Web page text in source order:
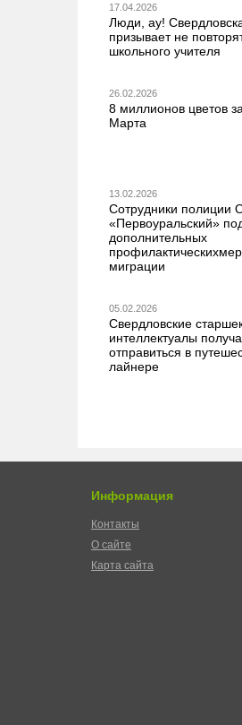
17.04.2026
Люди, ау!
призывает не
школьного учителя
26.02.2026
8 миллионов цветов
Марта
13.02.2026
Сотрудники полиции
«Первоуральский»
дополнительных
миграции
05.02.2026
Свердловские
интеллектуалы
отправиться в
лайнере
Информация
Контакты
О сайте
Карта сайта